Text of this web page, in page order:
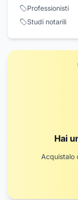
Professionisti
Studi notarili
Hai
Acquistalo